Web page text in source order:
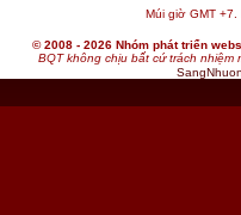
Múi giờ GMT +7.
© 2008 - 2026 Nhóm phát triển
BQT không chịu bất cứ trách nhiệm